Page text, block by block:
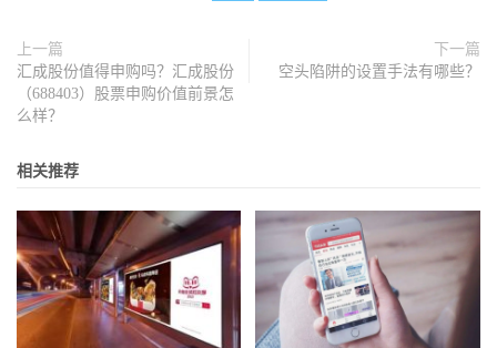
上一篇
汇成股份值得申购吗？汇成股份
（688403）股票申购价值前景怎
么样？
下一篇
空头陷阱的设置手法有哪些？
相关推荐